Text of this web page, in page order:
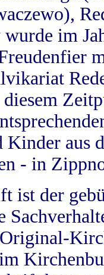
im
Kinder aus
- in
ist der